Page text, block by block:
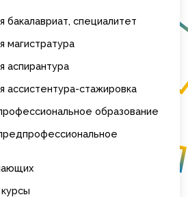
бакалавриат, специалитет
магистратура
аспирантура
ассистентура-стажировка
образование